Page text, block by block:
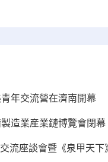
年交流營在濟南開幕
造業産業鏈博覽會閉
流座談會暨《泉甲天